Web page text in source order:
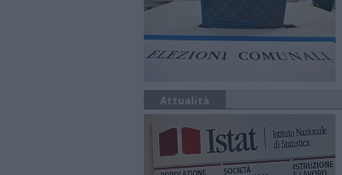
Attualità